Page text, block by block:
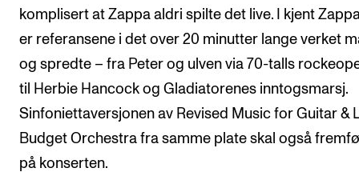
komplisert at Zappa aldri spilte det live. I kjent
er referansene i det over 20 minutter lange verket
og spredte – fra Peter og ulven via 70-talls
til Herbie Hancock og Gladiatorenes inntogsmarsj.
Sinfoniettaversjonen av Revised Music for Guitar &
Budget Orchestra fra samme plate skal også
på konserten.